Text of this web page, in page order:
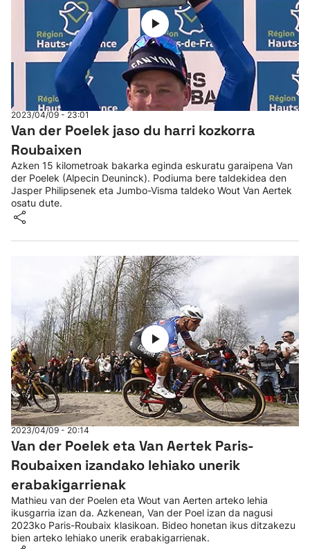
2023/04/09 - 23:01
Van der Poelek jaso du harri kozkorra
Roubaixen
Azken 15 kilometroak bakarka eginda eskuratu garaipena Van
der Poelek (Alpecin Deuninck). Podiuma bere taldekidea den
Jasper Philipsenek eta Jumbo-Visma taldeko Wout Van Aertek
osatu dute.
2023/04/09 - 20:14
Van der Poelek eta Van Aertek Paris-
Roubaixen izandako lehiako unerik
erabakigarrienak
Mathieu van der Poelen eta Wout van Aerten arteko lehia
ikusgarria izan da. Azkenean, Van der Poel izan da nagusi
2023ko Paris-Roubaix klasikoan. Bideo honetan ikus ditzakezu
bien arteko lehiako unerik erabakigarrienak.